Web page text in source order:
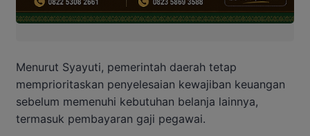
Menurut Syayuti, pemerintah daerah tetap
memprioritaskan penyelesaian kewajiban keuangan
sebelum memenuhi kebutuhan belanja lainnya,
termasuk pembayaran gaji pegawai.